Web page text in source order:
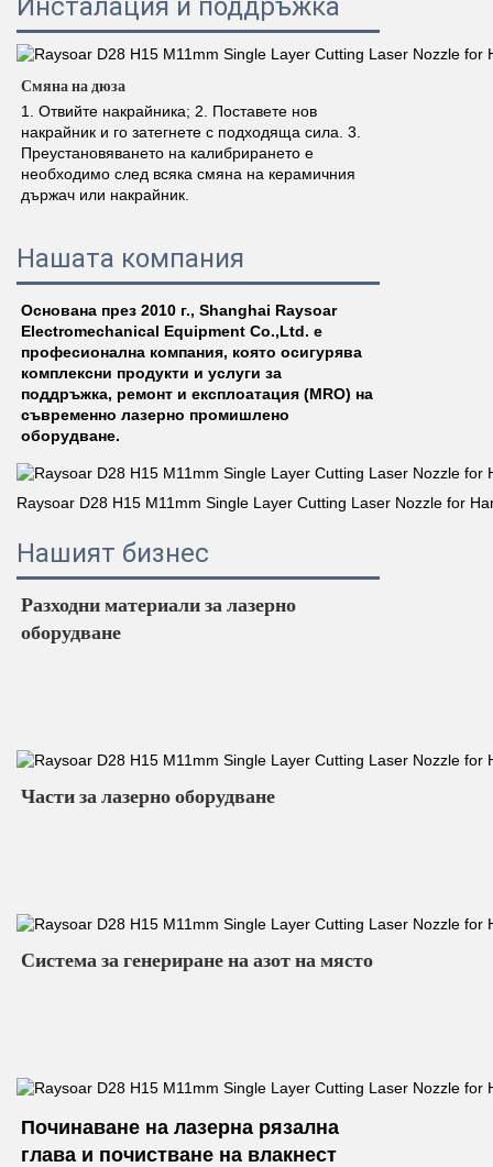
Смяна на дюза
1. Отвийте накрайника; 2. Поставете нов
накрайник и го затегнете с подходяща сила. 3.
Преустановяването на калибрирането е
необходимо след всяка смяна на керамичния
държач или накрайник.
Нашата компания
Основана през 2010 г., Shanghai Raysoar
Electromechanical Equipment Co.,Ltd. е
професионална компания, която осигурява
комплексни продукти и услуги за
поддръжка, ремонт и експлоатация (MRO) на
съвременно лазерно промишлено
оборудване.
Нашият бизнес
Разходни материали за лазерно
оборудване
Части за лазерно оборудване
Система за генериране на азот на място
Починаване на лазерна рязална
глава и почистване на влакнест